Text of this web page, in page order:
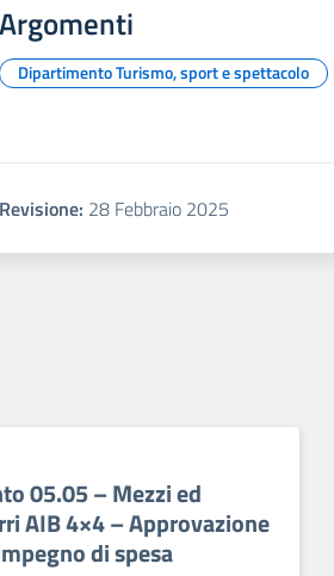
Argomenti
Dipartimento Turismo, sport e spettacolo
Revisione: 28 Febbraio 2025
05.05 – Mezzi ed
AIB 4×4 – Approvazione
di spesa